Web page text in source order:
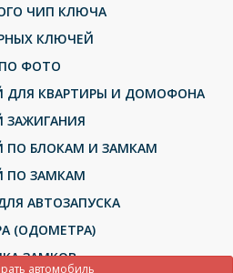
ЧИП КЛЮЧА
КЛЮЧЕЙ
ФОТО
ДЛЯ КВАРТИРЫ И ДОМОФОНА
ЗАЖИГАНИЯ
ПО БЛОКАМ И ЗАМКАМ
ПО ЗАМКАМ
АВТОЗАПУСКА
(ОДОМЕТРА)
ЗАМКОВ
автомобиль